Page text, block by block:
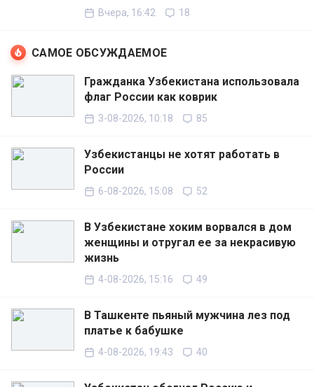
Вчера, 16:42 18
САМОЕ ОБСУЖДАЕМОЕ
Гражданка Узбекистана использовала
флаг России как коврик
3-08-2026, 10:18 85
Узбекистанцы не хотят работать в
России
6-08-2026, 15:08 52
В Узбекистане хоким ворвался в дом
женщины и отругал ее за некрасивую
жизнь
4-08-2026, 15:16 49
В Ташкенте пьяный мужчина лез под
платье к бабушке
4-08-2026, 19:43 40